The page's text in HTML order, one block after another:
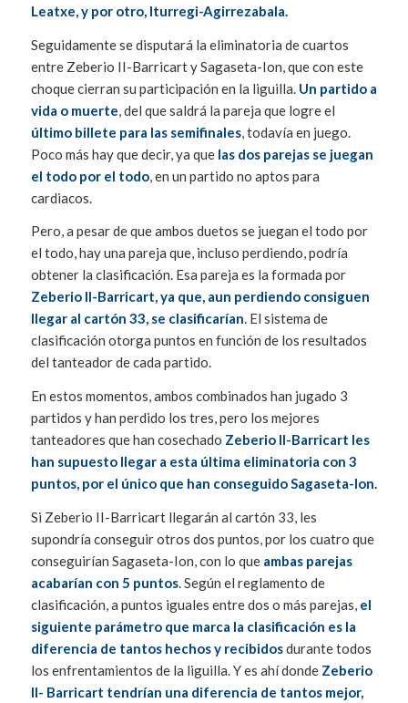
Leatxe, y por otro, Iturregi-Agirrezabala.
Seguidamente se disputará la eliminatoria de cuartos
entre Zeberio II-Barricart y Sagaseta-Ion, que con este
choque cierran su participación en la liguilla.Un partido a
vida o muerte, del que saldrá la pareja que logre el
último billete para las semifinales, todavía en juego.
Poco más hay que decir, ya que las dos parejas se juegan
el todo por el todo, en un partido no aptos para
cardiacos.
Pero, a pesar de que ambos duetos se juegan el todo por
el todo, hay una pareja que, incluso perdiendo, podría
obtener la clasificación. Esa pareja es la formada por
Zeberio II-Barricart, ya que, aun perdiendo consiguen
llegar al cartón 33, se clasificarían. El sistema de
clasificación otorga puntos en función de los resultados
del tanteador de cada partido.
En estos momentos, ambos combinados han jugado 3
partidos y han perdido los tres, pero los mejores
tanteadores que han cosechado Zeberio II-Barricart les
han supuesto llegar a esta última eliminatoria con 3
puntos, por el único que han conseguido Sagaseta-Ion.
Si Zeberio II-Barricart llegarán al cartón 33, les
supondría conseguir otros dos puntos, por los cuatro que
conseguirían Sagaseta-Ion, con lo queambas parejas
acabarían con 5 puntos. Según el reglamento de
clasificación, a puntos iguales entre dos o más parejas, el
siguiente parámetro que marca la clasificación es la
diferencia de tantos hechos y recibidosdurante todos
los enfrentamientos de la liguilla. Y es ahí donde Zeberio
II- Barricart tendrían una diferencia de tantos mejor,